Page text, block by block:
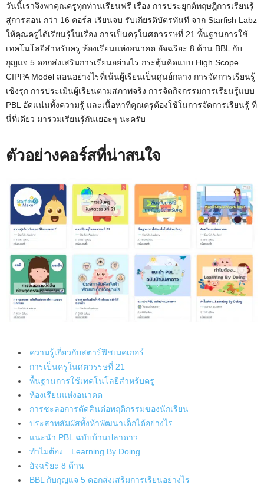
วันนี้เราจึงพาคุณครูทุกท่านเรียนฟรี เรื่อง การประยุกต์ทฤษฎีการเรียนรู้
สู่การสอน กว่า 16 คอร์ส เรียนจบ รับเกียรติบัตรทันที จาก Starfish Labz
ให้คุณครูได้เรียนรู้ในเรื่อง การเป็นครูในศตวรรษที่ 21 พื้นฐานการใช้
เทคโนโลยีสำหรับครู ห้องเรียนแห่งอนาคต อัจฉริยะ 8 ด้าน BBL กับ
กุญแจ 5 ดอกส่งเสริมการเรียนอย่างไร กระตุ้นคิดแบบ High Scope
CIPPA Model สอนอย่างไรที่เน้นผู้เรียนเป็นศูนย์กลาง การจัดการเรียนรู้
เชิงรุก การประเมินผู้เรียนตามสภาพจริง การจัดกิจกรรมการเรียนรู้แบบ
PBL อัดแน่นทั้งความรู้ และเนื้อหาที่คุณครูต้องใช้ในการจัดการเรียนรู้ ที่
นี่ที่เดียว มาร่วมเรียนรู้กันเยอะๆ นะครับ
ตัวอย่างคอร์สที่น่าสนใจ
ความรู้เกี่ยวกับสตาร์ฟิชเมคเกอร์
การเป็นครูในศตวรรษที่ 21
พื้นฐานการใช้เทคโนโลยีสำหรับครู
ห้องเรียนแห่งอนาคต
การชะลอการตัดสินต่อพฤติกรรมของนักเรียน
ประสาทสัมผัสทั้งห้าพัฒนาเด็กได้อย่างไร
แนะนำ PBL ฉบับบ้านปลาดาว
ทำไมต้อง…Learning By Doing
อัจฉริยะ 8 ด้าน
BBL กับกุญแจ 5 ดอกส่งเสริมการเรียนอย่างไร